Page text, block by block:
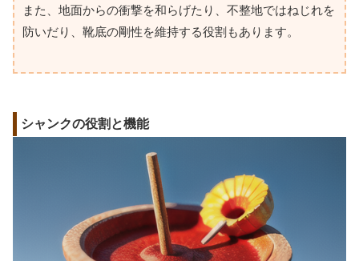
また、地面からの衝撃を和らげたり、不整地ではねじれを
防いだり、靴底の剛性を維持する役割もあります。
シャンクの役割と機能